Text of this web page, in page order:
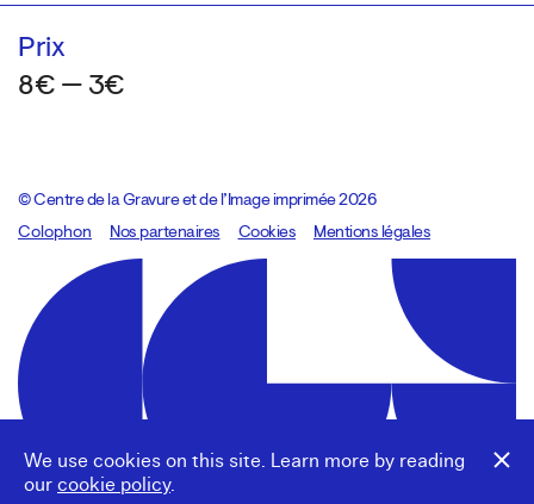
We use cookies on this site. Learn more by reading
our cookie policy.
Prix
8€ — 3€
© Centre de la Gravure et de l’Image imprimée 2026
Colophon
Design:Marcel Kaczmarek, code:8080.studio
Nos partenaires Cookies Mentions légales